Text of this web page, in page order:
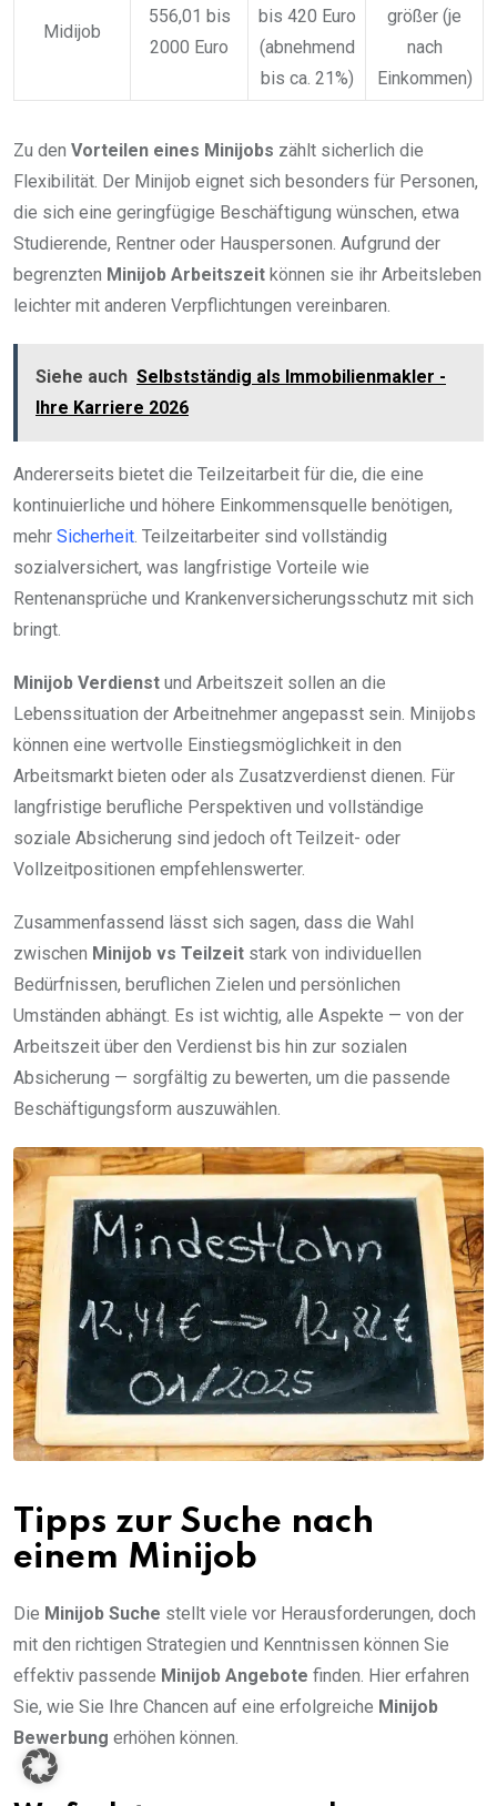
Midijob
556,01 bis
2000 Euro
bis 420 Euro
(abnehmend
bis ca. 21%)
größer (je
nach
Einkommen)
Zu den Vorteilen eines Minijobs zählt sicherlich die
Flexibilität. Der Minijob eignet sich besonders für Personen,
die sich eine geringfügige Beschäftigung wünschen, etwa
Studierende, Rentner oder Hauspersonen. Aufgrund der
begrenzten Minijob Arbeitszeit können sie ihr Arbeitsleben
leichter mit anderen Verpflichtungen vereinbaren.
Siehe auch Selbstständig als Immobilienmakler -
Ihre Karriere 2026
Andererseits bietet die Teilzeitarbeit für die, die eine
kontinuierliche und höhere Einkommensquelle benötigen,
mehr Sicherheit. Teilzeitarbeiter sind vollständig
sozialversichert, was langfristige Vorteile wie
Rentenansprüche und Krankenversicherungsschutz mit sich
bringt.
Minijob Verdienst und Arbeitszeit sollen an die
Lebenssituation der Arbeitnehmer angepasst sein. Minijobs
können eine wertvolle Einstiegsmöglichkeit in den
Arbeitsmarkt bieten oder als Zusatzverdienst dienen. Für
langfristige berufliche Perspektiven und vollständige
soziale Absicherung sind jedoch oft Teilzeit- oder
Vollzeitpositionen empfehlenswerter.
Zusammenfassend lässt sich sagen, dass die Wahl
zwischen Minijob vs Teilzeit stark von individuellen
Bedürfnissen, beruflichen Zielen und persönlichen
Umständen abhängt. Es ist wichtig, alle Aspekte — von der
Arbeitszeit über den Verdienst bis hin zur sozialen
Absicherung — sorgfältig zu bewerten, um die passende
Beschäftigungsform auszuwählen.
Tipps zur Suche nach
einem Minijob
Die Minijob Suche stellt viele vor Herausforderungen, doch
mit den richtigen Strategien und Kenntnissen können Sie
effektiv passende Minijob Angebote finden. Hier erfahren
Sie, wie Sie Ihre Chancen auf eine erfolgreiche Minijob
Bewerbung erhöhen können.